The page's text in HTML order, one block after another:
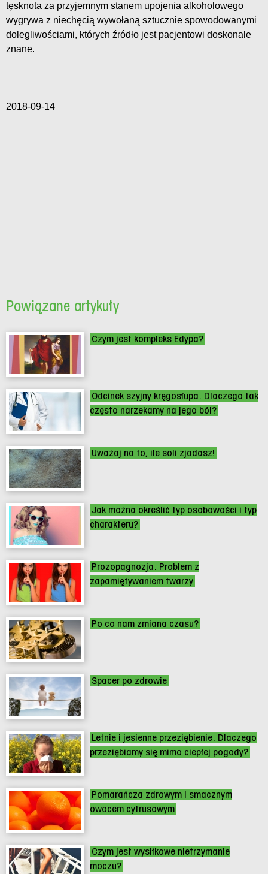
tęsknota za przyjemnym stanem upojenia alkoholowego
wygrywa z niechęcią wywołaną sztucznie spowodowanymi
dolegliwościami, których źródło jest pacjentowi doskonale
znane.
2018-09-14
Powiązane artykuły
Czym jest kompleks Edypa?
Odcinek szyjny kręgosłupa. Dlaczego tak
często narzekamy na jego ból?
Uważaj na to, ile soli zjadasz!
Jak można określić typ osobowości i typ
charakteru?
Prozopagnozja. Problem z
zapamiętywaniem twarzy
Po co nam zmiana czasu?
Spacer po zdrowie
Letnie i jesienne przeziębienie. Dlaczego
przeziębiamy się mimo ciepłej pogody?
Pomarańcza zdrowym i smacznym
owocem cytrusowym
Czym jest wysiłkowe nietrzymanie
moczu?